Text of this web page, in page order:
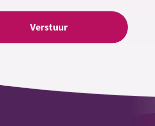
Verstuur